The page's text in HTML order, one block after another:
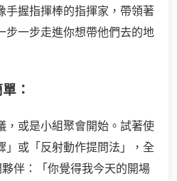
手握指揮棒的指揮家，帶領著
步一步走進你想帶他們去的地
：
，或是小組聚會開始。試著使
」或「反射動作提問法」，全
伴：「你覺得我今天的開場